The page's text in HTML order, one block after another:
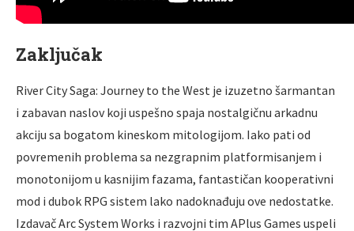
Zaključak
River City Saga: Journey to the West je izuzetno šarmantan
i zabavan naslov koji uspešno spaja nostalgičnu arkadnu
akciju sa bogatom kineskom mitologijom. Iako pati od
povremenih problema sa nezgrapnim platformisanjem i
monotonijom u kasnijim fazama, fantastičan kooperativni
mod i dubok RPG sistem lako nadoknađuju ove nedostatke.
Izdavač Arc System Works i razvojni tim APlus Games uspeli